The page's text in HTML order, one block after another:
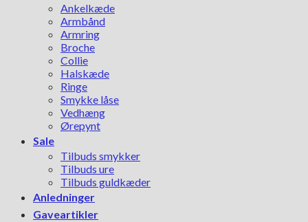
Ankelkæde
Armbånd
Armring
Broche
Collie
Halskæde
Ringe
Smykke låse
Vedhæng
Ørepynt
Sale
Tilbuds smykker
Tilbuds ure
Tilbuds guldkæder
Anledninger
Gaveartikler